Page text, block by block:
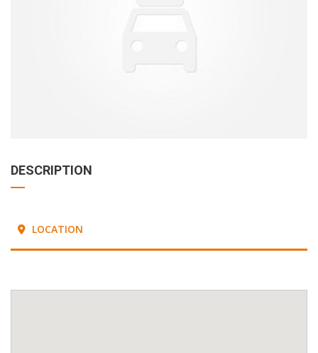
DESCRIPTION
LOCATION